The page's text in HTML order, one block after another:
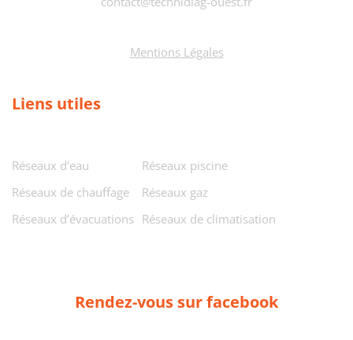
Mentions Légales
Liens utiles
Réseaux d‘eau
Réseaux de chauffage
Réseaux d’évacuations
Réseaux piscine
Réseaux gaz
Réseaux de climatisation
Rendez-vous sur facebook